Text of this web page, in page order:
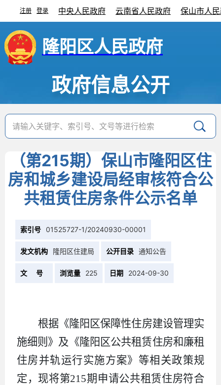
注册 登录 中央人民政府 云南省人民政府 保山市人
隆阳区人民政府
政府信息公开
（第215期）保山市隆阳区住
房和城乡建设局经审核符合公
共租赁住房条件公示名单
索引号 01525727-1/20240930-00001
发文机构 隆阳区住建局 公开目录 通知公告
文 号 浏览量 225 日期 2024-09-30
根据《隆阳区保障性住房建设管理实
施细则》及《隆阳区公共租赁住房和廉租
住房并轨运行实施方案》等相关政策规
定，现将第215期申请公共租赁住房符合